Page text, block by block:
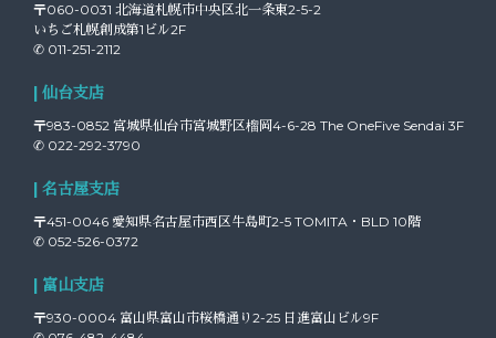
〒060-0031 北海道札幌市中央区北一条東2-5-2
いちご札幌創成第1ビル2F
✆ 011-251-2112
| 仙台支店
〒983-0852 宮城県仙台市宮城野区榴岡4-6-28 The OneFive Sendai 3F
✆ 022-292-3790
| 名古屋支店
〒451-0046 愛知県名古屋市西区牛島町2-5 TOMITA・BLD 10階
✆ 052-526-0372
| 富山支店
〒930-0004 富山県富山市桜橋通り2-25 日進富山ビル9F